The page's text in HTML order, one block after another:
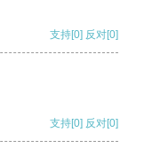
支持[0] 反对[0]
支持[0] 反对[0]